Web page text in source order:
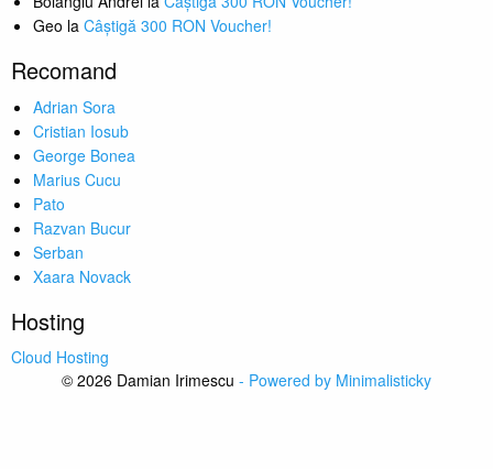
Geo la Câștigă 300 RON Voucher!
Recomand
Adrian Sora
Cristian Iosub
George Bonea
Marius Cucu
Pato
Razvan Bucur
Serban
Xaara Novack
Hosting
Cloud Hosting
© 2026 Damian Irimescu - Powered by Minimalisticky